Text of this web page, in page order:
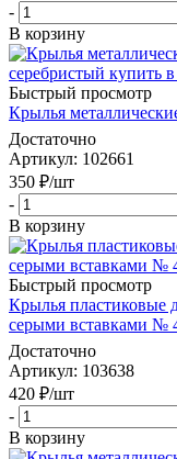
-
В корзину
Быстрый просмотр
Крылья
Достаточно
Артикул: 102661
350 ₽/шт
-
В корзину
Быстрый просмотр
Крылья пластиковые
серыми вставками №
Достаточно
Артикул: 103638
420 ₽/шт
-
В корзину